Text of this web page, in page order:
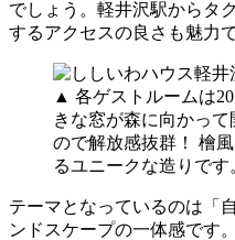
でしょう。軽井沢駅からタ
するアクセスの良さも魅力で
▲ 各ゲストルームは
きな窓が森に向かっ
ので解放感抜群！ 檜
るユニークな造りです
テーマとなっているのは「
ンドスケープの一体感です